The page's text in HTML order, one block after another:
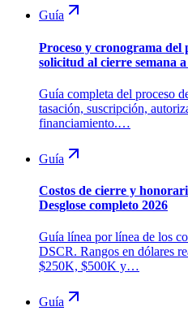
Guía
Proceso y cronograma del
solicitud al cierre semana a
Guía completa del proceso
tasación, suscripción,
financiamiento.…
Guía
Costos de cierre y
Desglose completo 2026
Guía línea por línea de los
DSCR. Rangos en dólares
$250K, $500K y…
Guía